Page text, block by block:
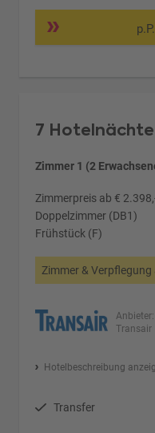
7 Hotelnächte
Zimmer 1 (2
Zimmerpreis ab €
Doppelzimmer (DB1)
Frühstück (F)
Zimmer & Verpflegung
Anbieter:
Transair
Hotelbeschreibung
Transfer